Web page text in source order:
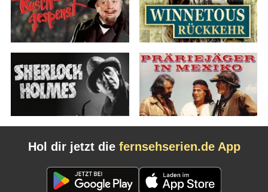
Hol dir jetzt die fernsehserien.de App